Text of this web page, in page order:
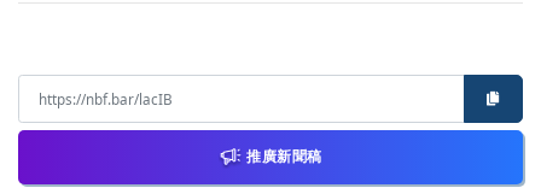
推廣新聞稿